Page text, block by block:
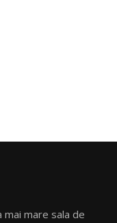
mai mare sala de